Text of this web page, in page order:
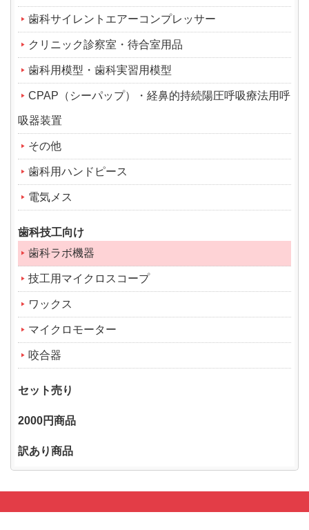
歯科サイレントエアーコンプレッサー
クリニック診察室・待合室用品
歯科用模型・歯科実習用模型
CPAP（シーパップ）・経鼻的持続陽圧呼吸療法用呼
吸器装置
その他
歯科用ハンドピース
電気メス
歯科技工向け
歯科ラボ機器
技工用マイクロスコープ
ワックス
マイクロモーター
咬合器
セット売り
2000円商品
訳あり商品